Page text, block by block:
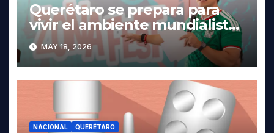
Querétaro se prepara para
vivir el ambiente mundialista.
MAY 18, 2026
NACIONAL QUERÉTARO